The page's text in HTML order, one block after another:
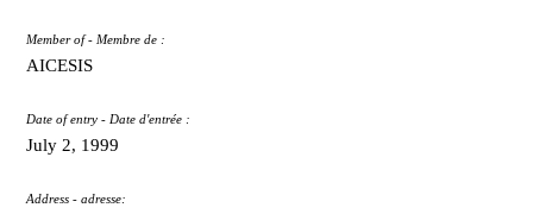
Member of - Membre de :
AICESIS
Date of entry - Date d'entrée :
July 2, 1999
Address - adresse: